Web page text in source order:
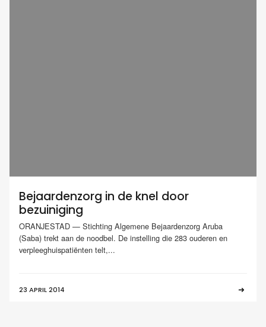
Bejaardenzorg in de knel door
bezuiniging
ORANJESTAD — Stichting Algemene Bejaardenzorg Aruba
(Saba) trekt aan de noodbel. De instelling die 283 ouderen en
verpleeghuispatiënten telt,...
23 APRIL 2014